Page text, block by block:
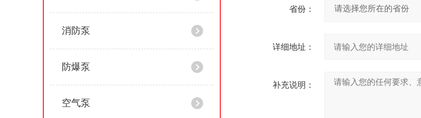
消防泵
防爆泵
空气泵
省份：
详细地址：
补充说明：